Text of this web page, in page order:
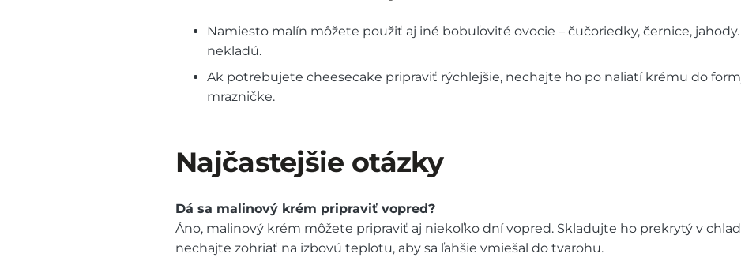
Namiesto malín môžete použiť aj iné bobuľovité ovocie – čučoriedky, černice,
nekladú.
Ak potrebujete cheesecake pripraviť rýchlejšie, nechajte ho po naliatí krému do
mrazničke.
Najčastejšie otázky
Dá sa malinový krém pripraviť vopred?
Áno, malinový krém môžete pripraviť aj niekoľko dní vopred. Skladujte ho prekrytý v
nechajte zohriať na izbovú teplotu, aby sa ľahšie vmiešal do tvarohu.